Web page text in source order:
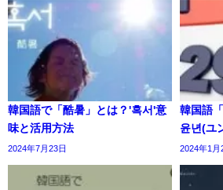
韓国語で「酷暑」とは？'혹서'意
味と活用方法
2024年7月23日
韓国語
윤년(ユ
2024年1月